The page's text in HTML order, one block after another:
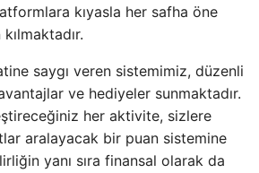
kıyasla her safha öne
saygı veren sistemimiz, düzenli
ve hediyeler sunmaktadır.
her aktivite, sizlere
aralayacak bir puan sistemine
yanı sıra finansal olarak da